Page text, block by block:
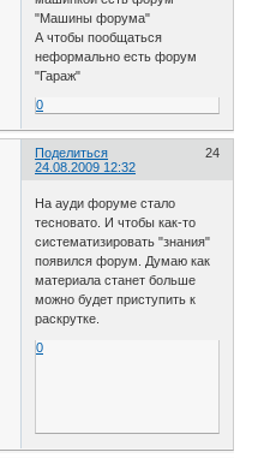
"Машины форума"
А чтобы пообщаться
неформально есть форум
"Гараж"
0
Поделиться
24
24.08.2009 12:32
На ауди форуме стало
тесновато. И чтобы как-то
систематизировать "знания"
появился форум. Думаю как
материала станет больше
можно будет приступить к
раскрутке.
0